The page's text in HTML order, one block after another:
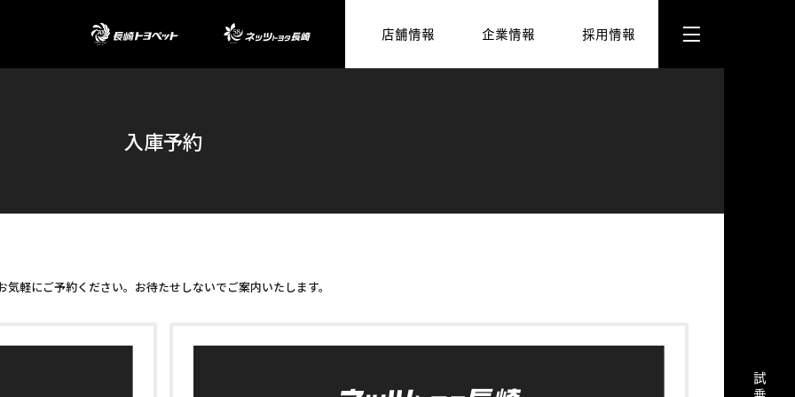
長崎トヨペット株式会社
ネッツトヨタ長崎株式会社
店舗情報 企業情報 採用情報
入庫予約
気軽にご予約ください。お待たせしないでご案内いたします。